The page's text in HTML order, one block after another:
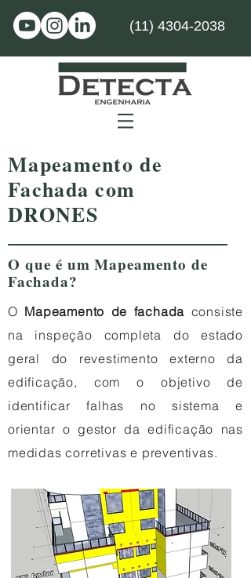
(11) 4304-2038
PERÍCIA DE
ENGENHARIA
Mapeamento de
Fachada com
DRONES
O que é um Mapeamento de
Fachada?
O Mapeamento de fachada consiste
na inspeção completa do estado
geral do revestimento externo da
edificação, com o objetivo de
identificar falhas no sistema e
orientar o gestor da edificação nas
medidas corretivas e preventivas.